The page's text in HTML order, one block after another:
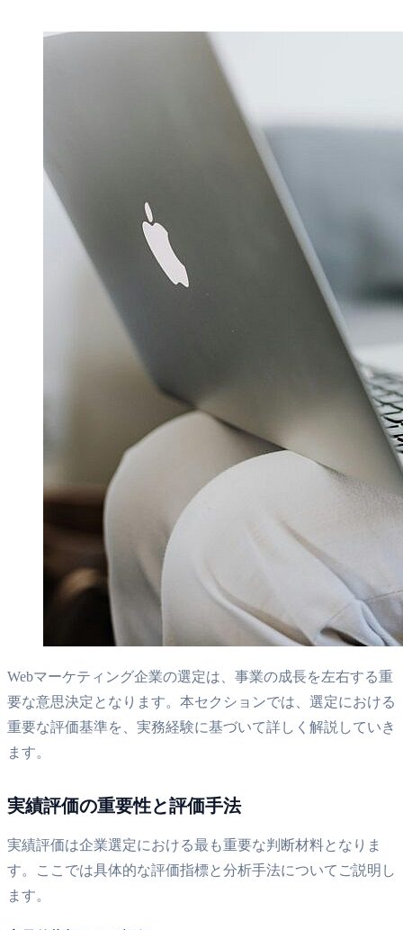
Webマーケティング企業の選定は、事業の成長を左右する重
要な意思決定となります。本セクションでは、選定における
重要な評価基準を、実務経験に基づいて詳しく解説していき
ます。
実績評価の重要性と評価手法
実績評価は企業選定における最も重要な判断材料となりま
す。ここでは具体的な評価指標と分析手法についてご説明し
ます。